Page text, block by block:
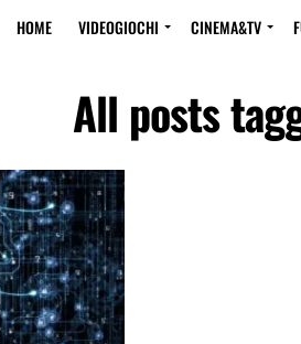
HOME VIDEOGIOCHI CINEMA&TV
All posts